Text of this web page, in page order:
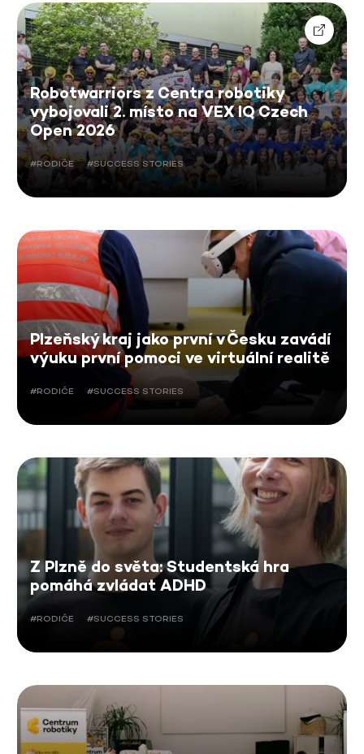
Robotwarriors z Centra robotiky
vybojovali 2. místo na VEX IQ Czech
Open 2026
#RODIČE #SUCCESS STORIES
Plzeňský kraj jako první v Česku zavádí
výuku první pomoci ve virtuální realitě
#RODIČE #SUCCESS STORIES
Z Plzně do světa: Studentská hra
pomáhá zvládat ADHD
#RODIČE #SUCCESS STORIES